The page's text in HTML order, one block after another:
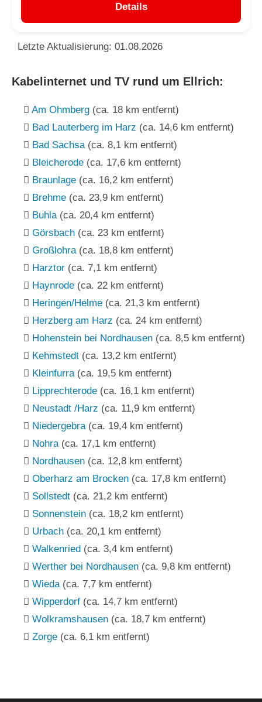
Details
Letzte Aktualisierung: 01.08.2026
Kabelinternet und TV rund um Ellrich:
Am Ohmberg (ca. 18 km entfernt)
Bad Lauterberg im Harz (ca. 14,6 km entfernt)
Bad Sachsa (ca. 8,1 km entfernt)
Bleicherode (ca. 17,6 km entfernt)
Braunlage (ca. 16,2 km entfernt)
Brehme (ca. 23,9 km entfernt)
Buhla (ca. 20,4 km entfernt)
Görsbach (ca. 23 km entfernt)
Großlohra (ca. 18,8 km entfernt)
Harztor (ca. 7,1 km entfernt)
Haynrode (ca. 22 km entfernt)
Heringen/Helme (ca. 21,3 km entfernt)
Herzberg am Harz (ca. 24 km entfernt)
Hohenstein bei Nordhausen (ca. 8,5 km entfernt)
Kehmstedt (ca. 13,2 km entfernt)
Kleinfurra (ca. 19,5 km entfernt)
Lipprechterode (ca. 16,1 km entfernt)
Neustadt /Harz (ca. 11,9 km entfernt)
Niedergebra (ca. 19,4 km entfernt)
Nohra (ca. 17,1 km entfernt)
Nordhausen (ca. 12,8 km entfernt)
Oberharz am Brocken (ca. 17,8 km entfernt)
Sollstedt (ca. 21,2 km entfernt)
Sonnenstein (ca. 18,2 km entfernt)
Urbach (ca. 20,1 km entfernt)
Walkenried (ca. 3,4 km entfernt)
Werther bei Nordhausen (ca. 9,8 km entfernt)
Wieda (ca. 7,7 km entfernt)
Wipperdorf (ca. 14,7 km entfernt)
Wolkramshausen (ca. 18,7 km entfernt)
Zorge (ca. 6,1 km entfernt)